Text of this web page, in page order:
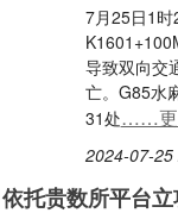
7月25日1
导致双向交
亡。G85水
31处……更
2024-07-
托贵数所平台